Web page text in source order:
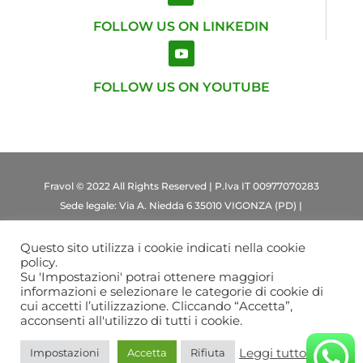
FOLLOW US ON LINKEDIN
FOLLOW US ON YOUTUBE
Fravol © 2022 All Rights Reserved | P.Iva IT 00977070283
Sede legale: Via A. Niedda 6 35010 VIGONZA (PD) |
fravolexportsrl@legalmail.it
Privacy Policy|Cookie Policy
Questo sito utilizza i cookie indicati nella cookie
policy.
Su 'Impostazioni' potrai ottenere maggiori
informazioni e selezionare le categorie di cookie di
cui accetti l’utilizzazione. Cliccando “Accetta”,
acconsenti all'utilizzo di tutti i cookie.
Impostazioni Accetta Rifiuta Leggi tutto